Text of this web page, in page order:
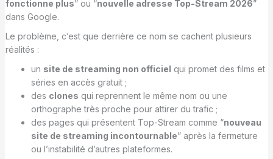
fonctionne plus” ou “nouvelle adresse Top-Stream 2026”
dans Google.
Le problème, c’est que derrière ce nom se cachent plusieurs
réalités :
un site de streaming non officiel qui promet des films et
séries en accès gratuit ;
des clones qui reprennent le même nom ou une
orthographe très proche pour attirer du trafic ;
des pages qui présentent Top-Stream comme “nouveau
site de streaming incontournable” après la fermeture
ou l’instabilité d’autres plateformes.